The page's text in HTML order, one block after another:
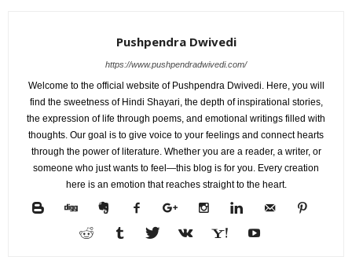
Pushpendra Dwivedi
https://www.pushpendradwivedi.com/
Welcome to the official website of Pushpendra Dwivedi. Here, you will
find the sweetness of Hindi Shayari, the depth of inspirational stories,
the expression of life through poems, and emotional writings filled with
thoughts. Our goal is to give voice to your feelings and connect hearts
through the power of literature. Whether you are a reader, a writer, or
someone who just wants to feel—this blog is for you. Every creation
here is an emotion that reaches straight to the heart.